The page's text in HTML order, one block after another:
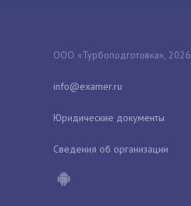
ООО «Турбоподготовка», 2026
Юридические документы
Сведения об организации